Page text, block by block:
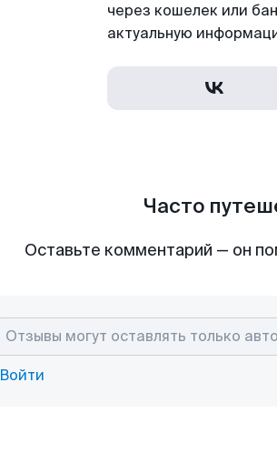
через кошелек или
актуальную
Часто
Оставьте комментарий — он
Войти